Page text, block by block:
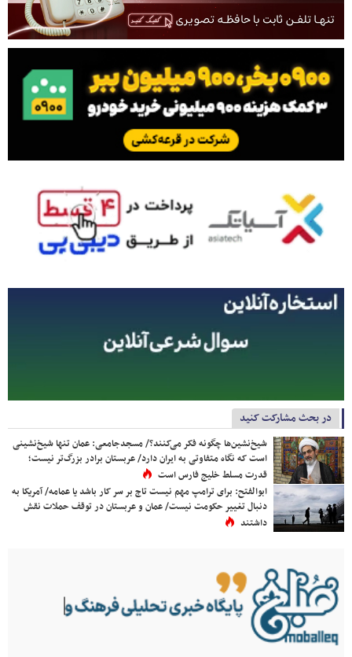
در بحث مشارکت کنید
شیخ‌نشین‌ها چگونه فکر می‌کنند؟/ مسجدجامعی: عمان تنها شیخ‌نشینی
است که نگاه متفاوتی به ایران دارد/ عربستان برادر بزرگ‌تر نیست؛
قدرت مسلط خلیج فارس است
ابوالفتح: برای ترامپ مهم نیست تاج بر سر کار باشد یا عمامه/ آمریکا به
دنبال تغییر حکومت نیست/ عمان و عربستان در توقف حملات نقش
داشتند